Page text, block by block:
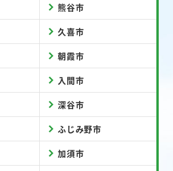
熊谷市
久喜市
朝霞市
入間市
深谷市
ふじみ野市
加須市